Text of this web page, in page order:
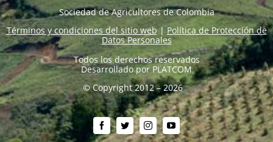
Sociedad de Agricultores de Colombia
Términos y condiciones del sitio web|Política de Protección de
Datos Personales
Todos los derechos reservados
Desarrollado por PLATCOM
© Copyright 2012 – 2026